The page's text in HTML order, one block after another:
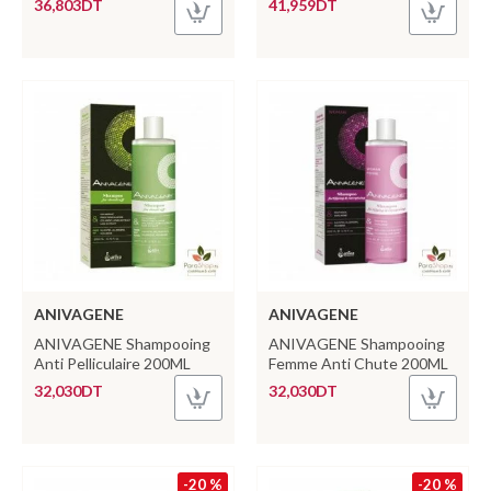
36,803DT 41,959DT
ANIVAGENE
ANIVAGENE Shampooing
Anti Pelliculaire 200ML
32,030DT
ANIVAGENE
ANIVAGENE Shampooing
Femme Anti Chute 200ML
32,030DT
-20 % -20 %